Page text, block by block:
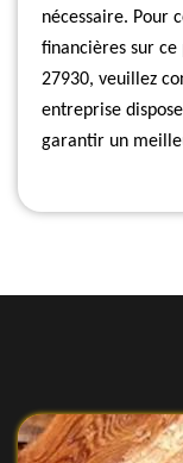
nécessaire. Pour
financières sur
27930, veuillez
entreprise
garantir un